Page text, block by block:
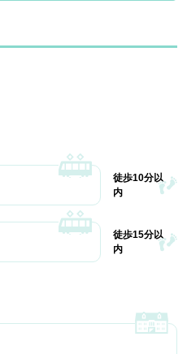
徒歩10分以
内
徒歩15分以
内